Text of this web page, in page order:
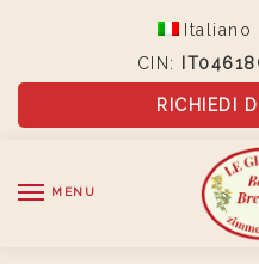
Italiano
CIN:
RICHIEDI
MENU